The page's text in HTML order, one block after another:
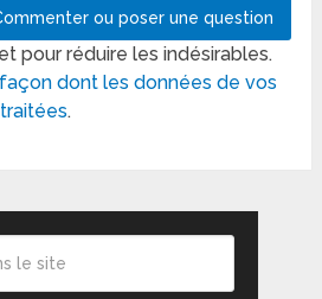
pour réduire les indésirables.
dont les données de vos
.